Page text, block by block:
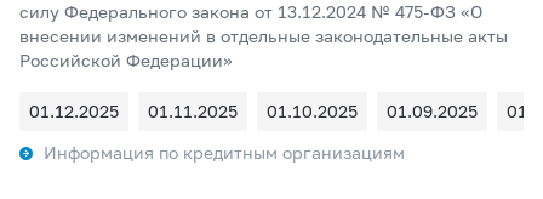
силу Федерального закона от 13.12.2024 № 475-ФЗ «О
внесении изменений в отдельные законодательные акты
Российской Федерации»
01.12.2025 01.11.2025 01.10.2025 01.09.2025
Информация по кредитным организациям